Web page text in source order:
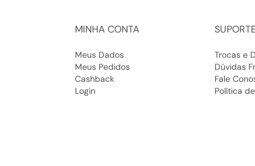
MINHA CONTA
Meus Dados
Meus Pedidos
Cashback
Login
Trocas e
Dúvidas
Fale
Política